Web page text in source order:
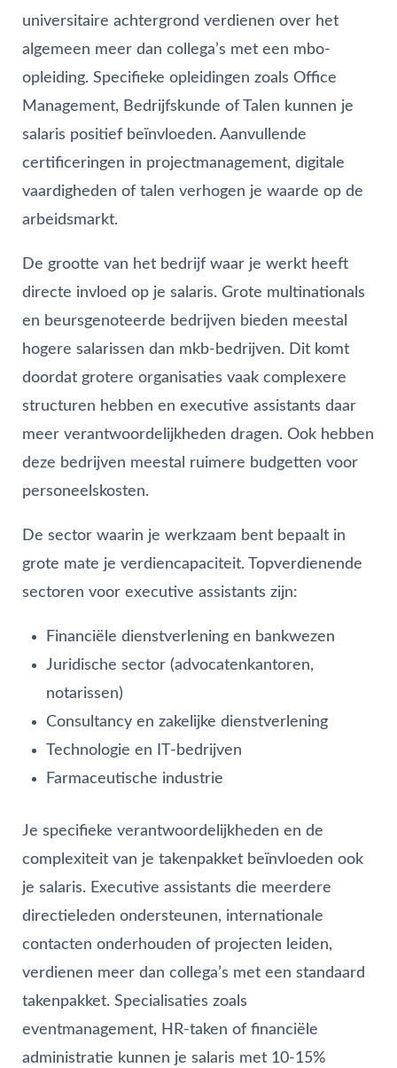
universitaire achtergrond verdienen over het
algemeen meer dan collega’s met een mbo-
opleiding. Specifieke opleidingen zoals Office
Management, Bedrijfskunde of Talen kunnen je
salaris positief beïnvloeden. Aanvullende
certificeringen in projectmanagement, digitale
vaardigheden of talen verhogen je waarde op de
arbeidsmarkt.
De grootte van het bedrijf waar je werkt heeft
directe invloed op je salaris. Grote multinationals
en beursgenoteerde bedrijven bieden meestal
hogere salarissen dan mkb-bedrijven. Dit komt
doordat grotere organisaties vaak complexere
structuren hebben en executive assistants daar
meer verantwoordelijkheden dragen. Ook hebben
deze bedrijven meestal ruimere budgetten voor
personeelskosten.
De sector waarin je werkzaam bent bepaalt in
grote mate je verdiencapaciteit. Topverdienende
sectoren voor executive assistants zijn:
Financiële dienstverlening en bankwezen
Juridische sector (advocatenkantoren,
notarissen)
Consultancy en zakelijke dienstverlening
Technologie en IT-bedrijven
Farmaceutische industrie
Je specifieke verantwoordelijkheden en de
complexiteit van je takenpakket beïnvloeden ook
je salaris. Executive assistants die meerdere
directieleden ondersteunen, internationale
contacten onderhouden of projecten leiden,
verdienen meer dan collega’s met een standaard
takenpakket. Specialisaties zoals
eventmanagement, HR-taken of financiële
administratie kunnen je salaris met 10-15%